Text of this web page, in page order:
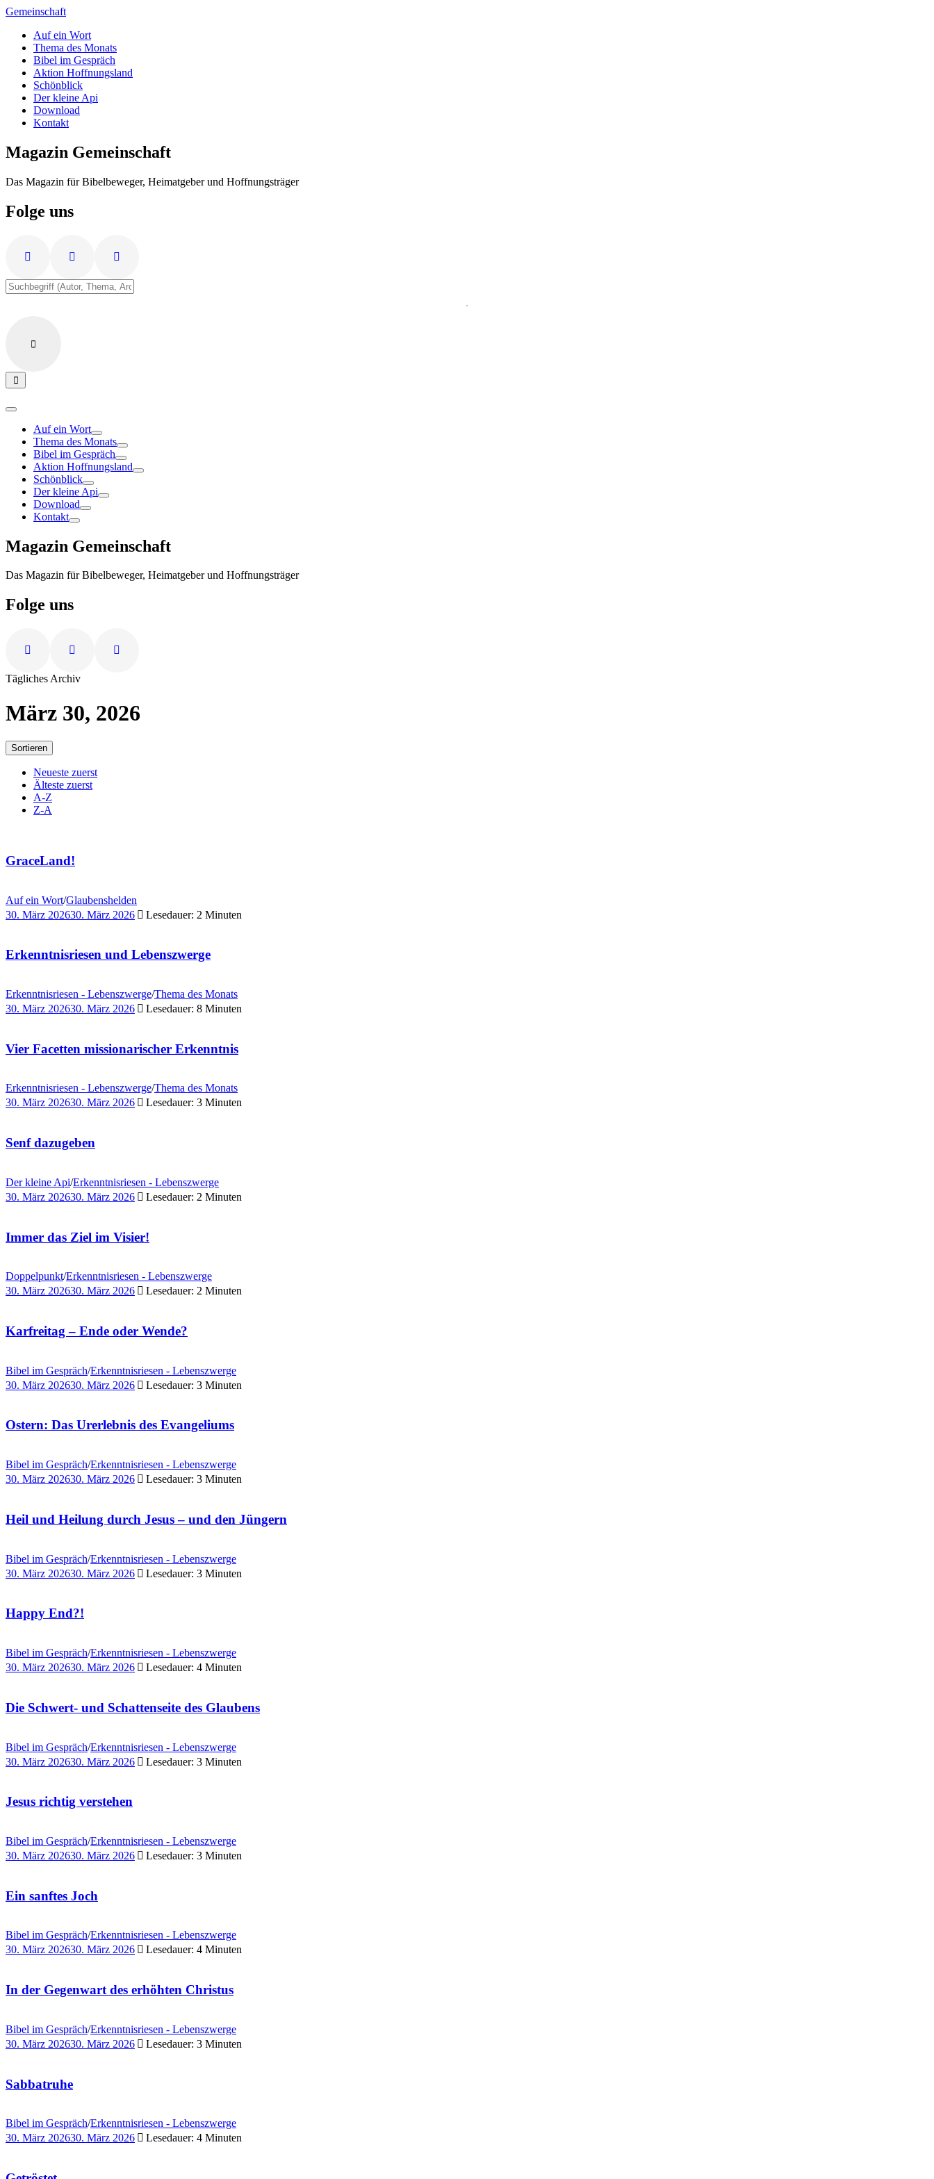
Zum
springen
Gemeinschaft
Auf ein Wort
Thema des Monats
Bibel im Gespräch
Aktion Hoffnungsland
Schönblick
Der kleine Api
Download
Kontakt
Magazin Gemeinschaft
Das Magazin für Bibelbeweger, Heimatgeber und Hoffnungsträger
Folge uns
Auf ein Wort
Thema des Monats
Bibel im Gespräch
Aktion Hoffnungsland
Schönblick
Der kleine Api
Download
Kontakt
Magazin Gemeinschaft
Das Magazin für Bibelbeweger, Heimatgeber und Hoffnungsträger
Folge uns
Tägliches Archiv
März 30, 2026
Sortieren
Neueste zuerst
Älteste zuerst
A-Z
Z-A
GraceLand!
Auf ein Wort/Glaubenshelden
30. März 202630. März 2026 Lesedauer: 2 Minuten
Erkenntnisriesen und Lebenszwerge
Erkenntnisriesen - Lebenszwerge/Thema des Monats
30. März 202630. März 2026 Lesedauer: 8 Minuten
Vier Facetten missionarischer Erkenntnis
Erkenntnisriesen - Lebenszwerge/Thema des Monats
30. März 202630. März 2026 Lesedauer: 3 Minuten
Senf dazugeben
Der kleine Api/Erkenntnisriesen - Lebenszwerge
30. März 202630. März 2026 Lesedauer: 2 Minuten
Immer das Ziel im Visier!
Doppelpunkt/Erkenntnisriesen - Lebenszwerge
30. März 202630. März 2026 Lesedauer: 2 Minuten
Karfreitag – Ende oder Wende?
Bibel im Gespräch/Erkenntnisriesen - Lebenszwerge
30. März 202630. März 2026 Lesedauer: 3 Minuten
Ostern: Das Urerlebnis des Evangeliums
Bibel im Gespräch/Erkenntnisriesen - Lebenszwerge
30. März 202630. März 2026 Lesedauer: 3 Minuten
Heil und Heilung durch Jesus – und den Jüngern
Bibel im Gespräch/Erkenntnisriesen - Lebenszwerge
30. März 202630. März 2026 Lesedauer: 3 Minuten
Happy End?!
Bibel im Gespräch/Erkenntnisriesen - Lebenszwerge
30. März 202630. März 2026 Lesedauer: 4 Minuten
Die Schwert- und Schattenseite des Glaubens
Bibel im Gespräch/Erkenntnisriesen - Lebenszwerge
30. März 202630. März 2026 Lesedauer: 3 Minuten
Jesus richtig verstehen
Bibel im Gespräch/Erkenntnisriesen - Lebenszwerge
30. März 202630. März 2026 Lesedauer: 3 Minuten
Ein sanftes Joch
Bibel im Gespräch/Erkenntnisriesen - Lebenszwerge
30. März 202630. März 2026 Lesedauer: 4 Minuten
In der Gegenwart des erhöhten Christus
Bibel im Gespräch/Erkenntnisriesen - Lebenszwerge
30. März 202630. März 2026 Lesedauer: 3 Minuten
Sabbatruhe
Bibel im Gespräch/Erkenntnisriesen - Lebenszwerge
30. März 202630. März 2026 Lesedauer: 4 Minuten